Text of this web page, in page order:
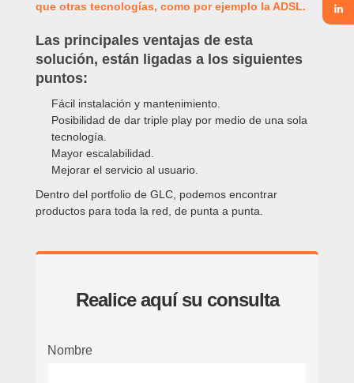
que otras tecnologías, como por ejemplo la ADSL.
Las principales ventajas de esta
solución, están ligadas a los siguientes
puntos:
Fácil instalación y mantenimiento.
Posibilidad de dar triple play por medio de una sola
tecnología.
Mayor escalabilidad.
Mejorar el servicio al usuario.
Dentro del portfolio de GLC, podemos encontrar
productos para toda la red, de punta a punta.
Realice aquí su consulta
Nombre